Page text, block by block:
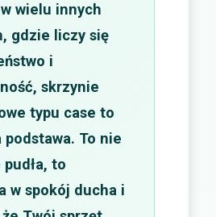
wielu innych
gdzie liczy się
i
skrzynie
typu case to
podstawa. To nie
pudła, to
w spokój ducha i